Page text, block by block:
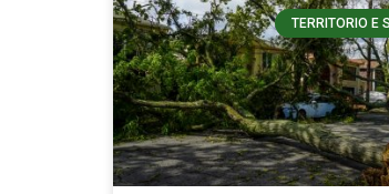
TERRITORIO E